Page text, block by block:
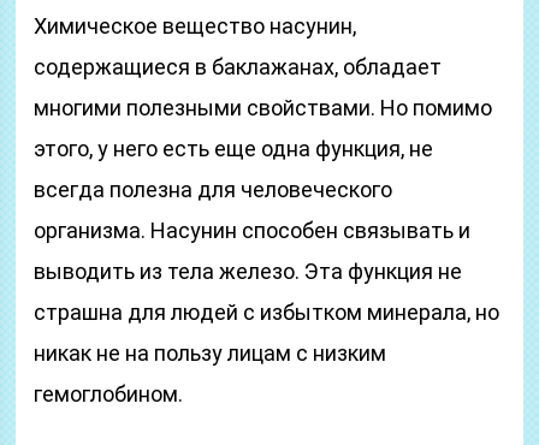
Химическое вещество насунин,
содержащиеся в баклажанах, обладает
многими полезными свойствами. Но помимо
этого, у него есть еще одна функция, не
всегда полезна для человеческого
организма. Насунин способен связывать и
выводить из тела железо. Эта функция не
страшна для людей с избытком минерала, но
никак не на пользу лицам с низким
гемоглобином.